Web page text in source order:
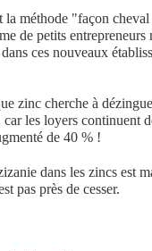
méthode "façon
de petits entrepreneurs
ces nouveaux
zinc cherche à
les loyers continuent
de 40 % !
dans les zincs est
pas près de cesser.